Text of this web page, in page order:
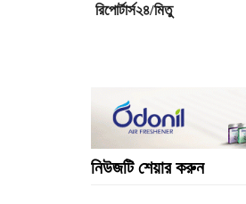
রিপোর্টার্স২৪/মিতু
নিউজটি শেয়ার করুন